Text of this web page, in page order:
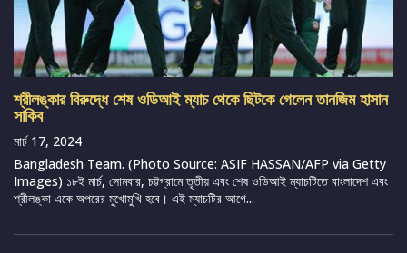
শ্রীলঙ্কার বিরুদ্ধে শেষ ওডিআই ম্যাচ থেকে ছিটকে গেলেন তানজিম হাসান
সাকিব
মার্চ 17, 2024
Bangladesh Team. (Photo Source: ASIF HASSAN/AFP via Getty
Images) ১৮ই মার্চ, সোমবার, চট্টগ্রামে তৃতীয় এবং শেষ ওডিআই ম্যাচটিতে বাংলাদেশ এবং
শ্রীলঙ্কা একে অপরের মুখোমুখি হবে। এই ম্যাচটির আগে...